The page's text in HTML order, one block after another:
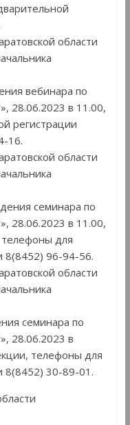
области
вебинара по
28.06.2023 в 11.00,
регистрации
16.
области
семинара по
28.06.2023 в 11.00,
для
8(8452) 96-94-56.
области
семинара по
28.06.2023 в
телефоны для
8(8452) 30-89-01.